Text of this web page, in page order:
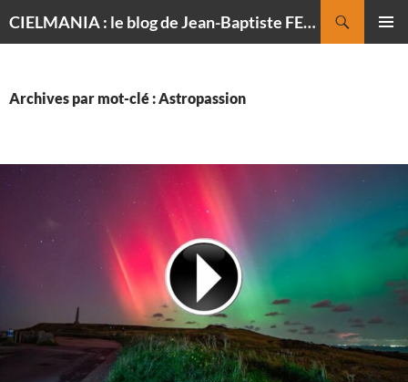
CIELMANIA : le blog de Jean-Baptiste FELDMANN, photographe du ciel
Archives par mot-clé : Astropassion